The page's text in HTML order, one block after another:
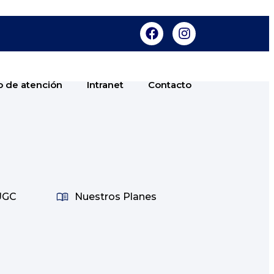
de atención Intranet Contacto
Nuestros Planes